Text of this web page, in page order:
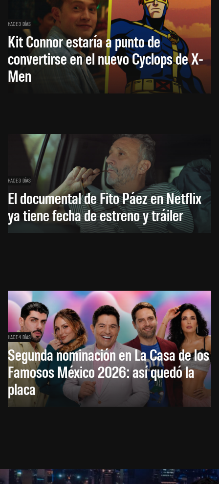
HACE 3 DÍAS
Kit Connor estaría a punto de
convertirse en el nuevo Cyclops de X-
Men
HACE 3 DÍAS
El documental de Fito Páez en Netflix
ya tiene fecha de estreno y tráiler
HACE 4 DÍAS
Segunda nominación en La Casa de los
Famosos México 2026: así quedó la
placa